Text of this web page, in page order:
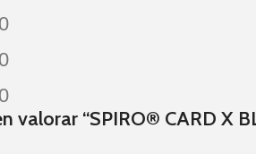
0
0
0
valorar “SPIRO® CARD X